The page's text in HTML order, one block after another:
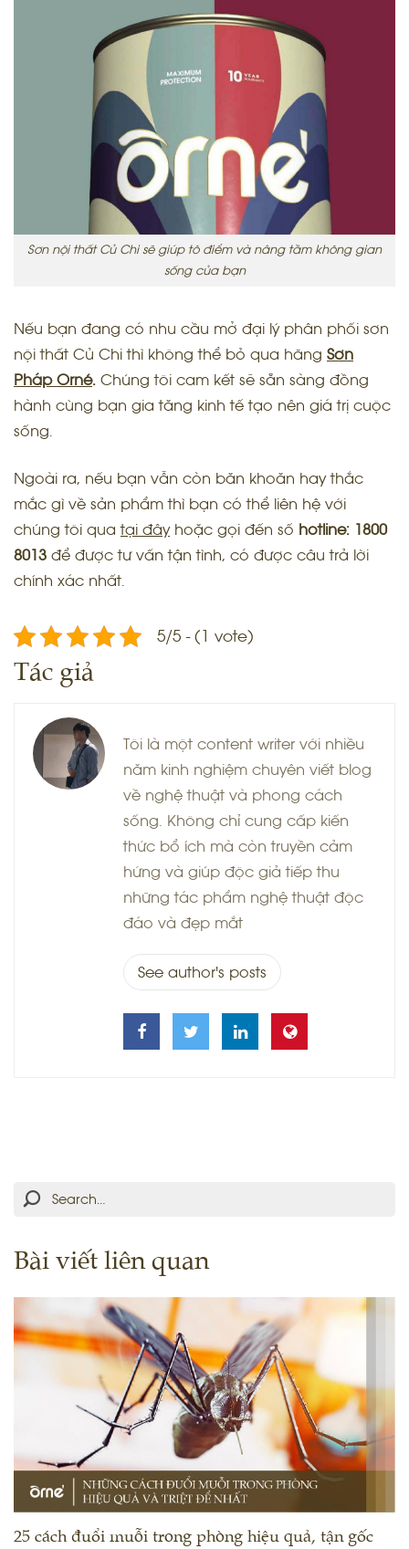
Sơn nội thất Củ Chi sẽ giúp tô điểm và nâng tầm không gian
sống của bạn
Nếu bạn đang có nhu cầu mở đại lý phân phối sơn
nội thất Củ Chi thì không thể bỏ qua hãng Sơn
Pháp Orné. Chúng tôi cam kết sẽ sẵn sàng đồng
hành cùng bạn gia tăng kinh tế tạo nên giá trị cuộc
sống.
Ngoài ra, nếu bạn vẫn còn băn khoăn hay thắc
mắc gì về sản phẩm thì bạn có thể liên hệ với
chúng tôi qua tại đâyhoặc gọi đến số hotline: 1800
8013 để được tư vấn tận tình, có được câu trả lời
chính xác nhất.
5/5 - (1 vote)
Tác giả
Tôi là một content writer với nhiều
năm kinh nghiệm chuyên viết blog
về nghệ thuật và phong cách
sống. Không chỉ cung cấp kiến
thức bổ ích mà còn truyền cảm
hứng và giúp độc giả tiếp thu
những tác phẩm nghệ thuật độc
đáo và đẹp mắt
See author's posts
Bài viết liên quan
25 cách đuổi muỗi trong phòng hiệu quả, tận gốc